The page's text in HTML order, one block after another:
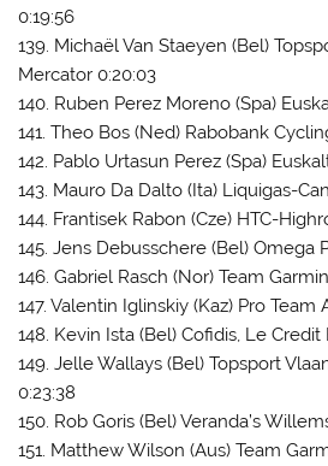
0:19:56
139. Michaël Van Staeyen (Bel)
Mercator 0:20:03
140. Ruben Perez Moreno (Spa)
141. Theo Bos (Ned) Rabobank
142. Pablo Urtasun Perez (Spa)
143. Mauro Da Dalto (Ita) Liquigas-
144. Frantisek Rabon (Cze) HTC-
145. Jens Debusschere (Bel) Omega
146. Gabriel Rasch (Nor) Team
147. Valentin Iglinskiy (Kaz) Pro Team
148. Kevin Ista (Bel) Cofidis, Le Credit
149. Jelle Wallays (Bel) Topsport
0:23:38
150. Rob Goris (Bel) Veranda’s
151. Matthew Wilson (Aus) Team